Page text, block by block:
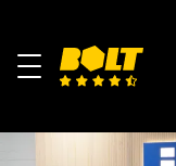
Valikko
etusivulle